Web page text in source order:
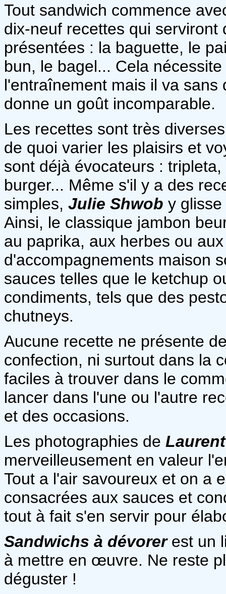
Tout sandwich commence
dix-neuf recettes qui
présentées : la baguette, le
bun, le bagel... Cela
l'entraînement mais il va
donne un goût incomparable.
Les recettes sont très
de quoi varier les plaisirs et
sont déjà évocateurs :
burger... Même s'il y a des
simples, Julie Shwob y
Ainsi, le classique jambon
au paprika, aux herbes ou
d'accompagnements maison
sauces telles que le ketchup
condiments, tels que des
chutneys.
Aucune recette ne présente
confection, ni surtout dans la
faciles à trouver dans le
lancer dans l'une ou l'autre
et des occasions.
Les photographies de
merveilleusement en valeur
Tout a l'air savoureux et on a
consacrées aux sauces et
tout à fait s'en servir pour
Sandwichs à dévorer est un
à mettre en œuvre. Ne reste
déguster !